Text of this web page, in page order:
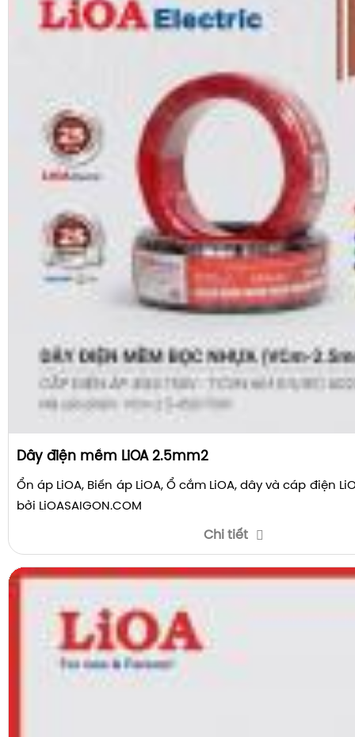
Dây điện mềm LiOA 2.5mm2
Ổn áp LiOA, Biến áp LiOA, Ổ cắm LiOA, dây và cáp điện
bởi LiOASAIGON.COM
Chi tiết